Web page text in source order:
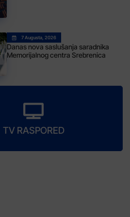
7 Augusta, 2026
Danas nova saslušanja saradnika
Memorijalnog centra Srebrenica
TV RASPORED